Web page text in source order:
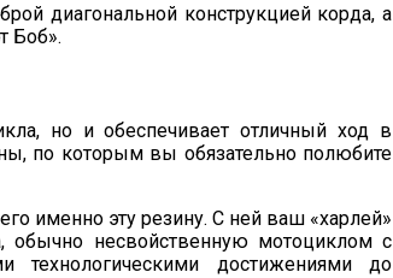
диагональной конструкцией корда, а
Боб».
но и обеспечивает отличный ход в
по которым вы обязательно полюбите
именно эту резину. С ней ваш «харлей»
обычно несвойственную мотоциклом с
технологическими достижениями до